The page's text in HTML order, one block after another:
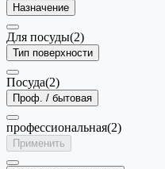
Назначение
Для посуды(2)
Тип поверхности
Посуда(2)
Проф. / бытовая
профессиональная(2)
Применить